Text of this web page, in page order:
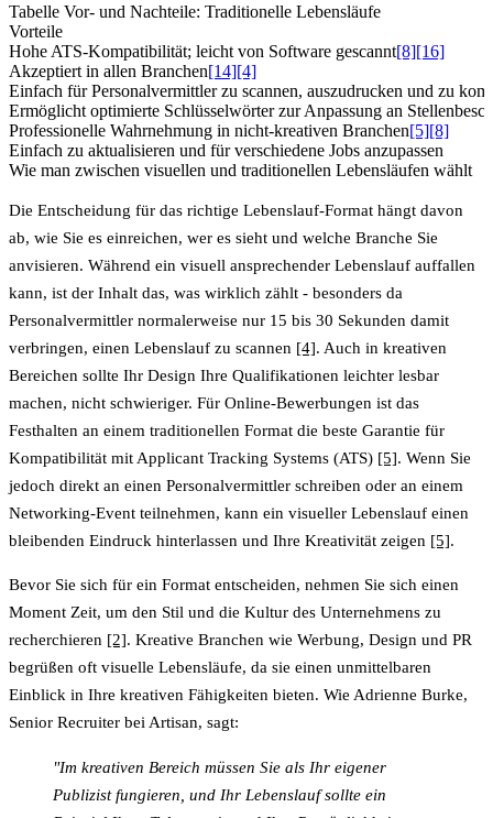
Tabelle Vor- und Nachteile: Traditionelle Lebensläufe
Vorteile
Hohe ATS-Kompatibilität; leicht von Software gescannt[8][16]
Akzeptiert in allen Branchen[14][4]
Einfach für Personalvermittler zu scannen, auszudrucken und zu
Ermöglicht optimierte Schlüsselwörter zur Anpassung an
Professionelle Wahrnehmung in nicht-kreativen Branchen[5][8]
Einfach zu aktualisieren und für verschiedene Jobs anzupassen
Wie man zwischen visuellen und traditionellen Lebensläufen wählt
Die Entscheidung für das richtige Lebenslauf-Format hängt davon
ab, wie Sie es einreichen, wer es sieht und welche Branche Sie
anvisieren. Während ein visuell ansprechender Lebenslauf auffallen
kann, ist der Inhalt das, was wirklich zählt - besonders da
Personalvermittler normalerweise nur 15 bis 30 Sekunden damit
verbringen, einen Lebenslauf zu scannen [4]. Auch in kreativen
Bereichen sollte Ihr Design Ihre Qualifikationen leichter lesbar
machen, nicht schwieriger. Für Online-Bewerbungen ist das
Festhalten an einem traditionellen Format die beste Garantie für
Kompatibilität mit Applicant Tracking Systems (ATS) [5]. Wenn Sie
jedoch direkt an einen Personalvermittler schreiben oder an einem
Networking-Event teilnehmen, kann ein visueller Lebenslauf einen
bleibenden Eindruck hinterlassen und Ihre Kreativität zeigen [5].
Bevor Sie sich für ein Format entscheiden, nehmen Sie sich einen
Moment Zeit, um den Stil und die Kultur des Unternehmens zu
recherchieren [2]. Kreative Branchen wie Werbung, Design und PR
begrüßen oft visuelle Lebensläufe, da sie einen unmittelbaren
Einblick in Ihre kreativen Fähigkeiten bieten. Wie Adrienne Burke,
Senior Recruiter bei Artisan, sagt:
"Im kreativen Bereich müssen Sie als Ihr eigener
Publizist fungieren, und Ihr Lebenslauf sollte ein